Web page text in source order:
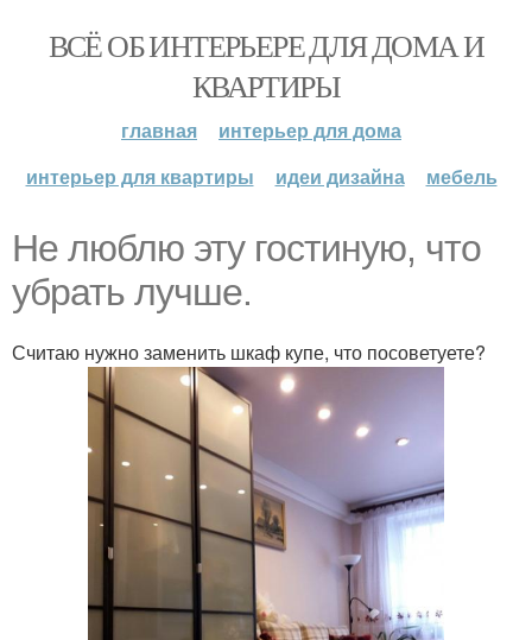
ВСЁ ОБ ИНТЕРЬЕРЕ ДЛЯ ДОМА И
КВАРТИРЫ
главная
интерьер для дома
интерьер для квартиры
идеи дизайна мебель
Не люблю эту гостиную, что
убрать лучше.
Считаю нужно заменить шкаф купе, что посоветуете?